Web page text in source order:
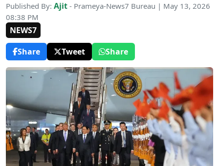
Published By: Ajit - Prameya-News7 Bureau | May 13, 2026
08:38 PM
NEWS7
Share
Tweet Share